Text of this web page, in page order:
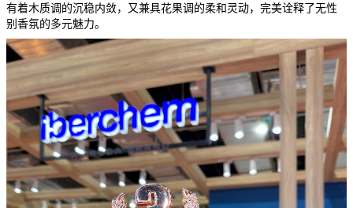
有着木质调的沉稳内敛，又兼具花果调的柔和灵动，完美诠释了无性
别香氛的多元魅力。